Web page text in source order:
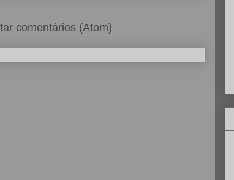
comentários (Atom)